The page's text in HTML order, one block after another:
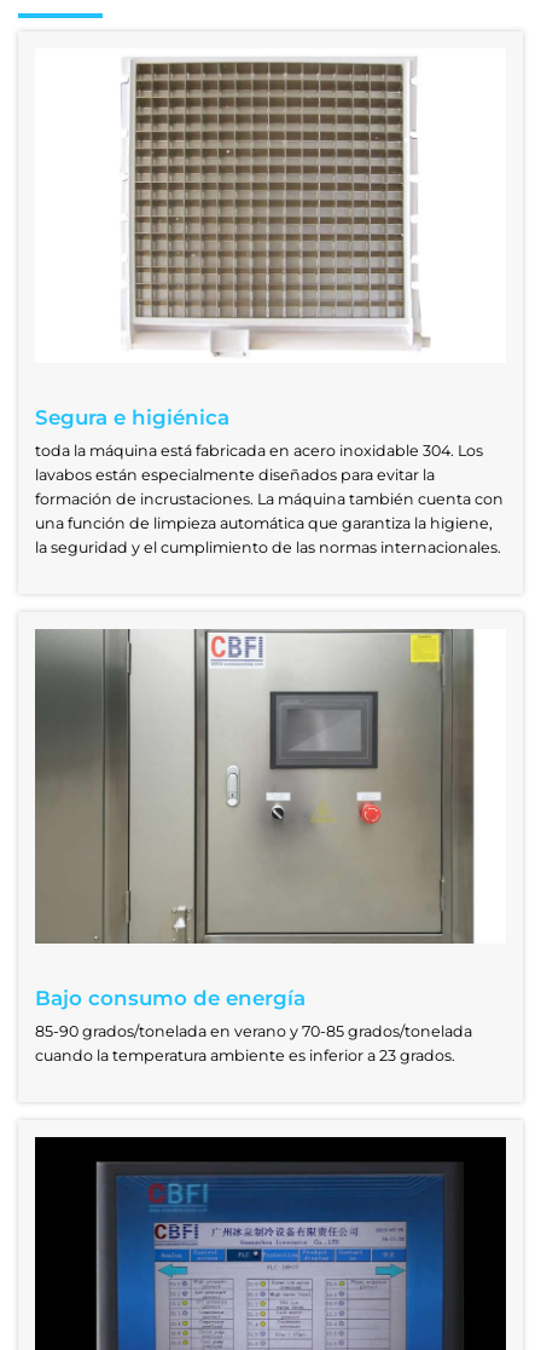
Segura e higiénica
toda la máquina está fabricada en acero inoxidable 304. Los
lavabos están especialmente diseñados para evitar la
formación de incrustaciones. La máquina también cuenta con
una función de limpieza automática que garantiza la higiene,
la seguridad y el cumplimiento de las normas internacionales.
Bajo consumo de energía
85-90 grados/tonelada en verano y 70-85 grados/tonelada
cuando la temperatura ambiente es inferior a 23 grados.